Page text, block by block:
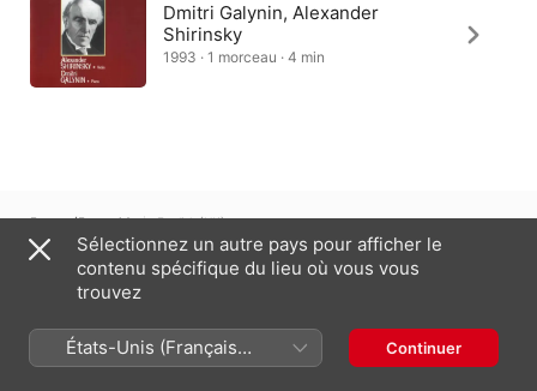
Dmitri Galynin, Alexander
Shirinsky
1993 · 1 morceau · 4 min
France (Français) English (UK)
Copyright © 2026 Apple Inc. Tous droits réservés.
Conditions générales des services Internet
Sélectionnez un autre pays pour afficher le
contenu spécifique du lieu où vous vous
trouvez
États-Unis (Français
France)
Continuer